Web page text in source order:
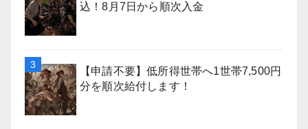
込！8月7日から順次入金
【申請不要】低所得世帯へ1世帯7,500円
分を順次給付します！